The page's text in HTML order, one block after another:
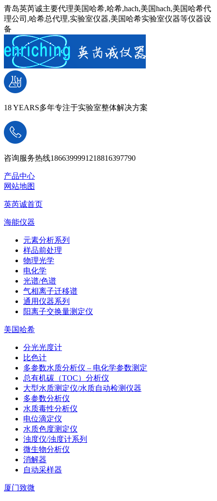
青岛英芮诚主要代理美国哈希,哈希,hach,美国hach,美国哈希代
理公司,哈希总代理,实验室仪器,美国哈希实验室仪器等仪器设
备
18 YEARS多年专注于实验室整体解决方案
咨询服务热线1866399991218816397790
产品中心
网站地图
英芮诚首页
海能仪器
元素分析系列
样品前处理
物理光学
电化学
光谱/色谱
气相离子迁移谱
通用仪器系列
阳离子交换量测定仪
美国哈希
分光光度计
比色计
多参数水质分析仪 – 电化学参数测定
总有机碳（TOC）分析仪
大型水质测定仪/水质自动检测仪器
多参数分析仪
水质毒性分析仪
电位滴定仪
水质色度测定仪
浊度仪/浊度计系列
微生物分析仪
消解器
自动采样器
厦门致微